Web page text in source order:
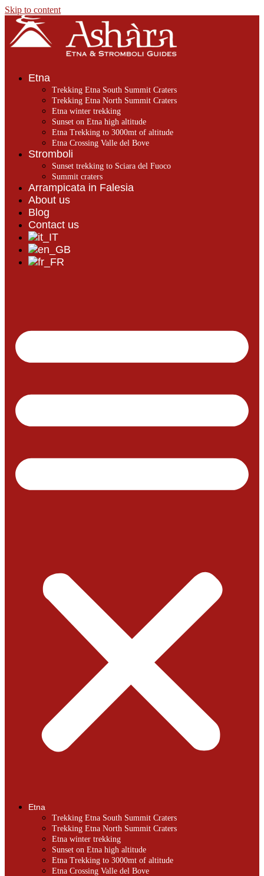
Skip to content
Etna
Trekking Etna South Summit Craters
Trekking Etna North Summit Craters
Etna winter trekking
Sunset on Etna high altitude
Etna Trekking to 3000mt of altitude
Etna Crossing Valle del Bove
Stromboli
Sunset trekking to Sciara del Fuoco
Summit craters
Arrampicata in Falesia
About us
Blog
Contact us
Etna
Trekking Etna South Summit Craters
Trekking Etna North Summit Craters
Etna winter trekking
Sunset on Etna high altitude
Etna Trekking to 3000mt of altitude
Etna Crossing Valle del Bove